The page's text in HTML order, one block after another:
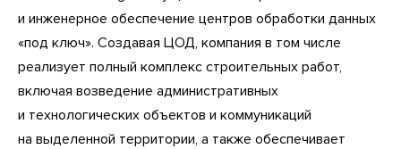
и инженерное обеспечение центров обработки данных
«под ключ». Создавая ЦОД, компания в том числе
реализует полный комплекс строительных работ,
включая возведение административных
и технологических объектов и коммуникаций
на выделенной территории, а также обеспечивает